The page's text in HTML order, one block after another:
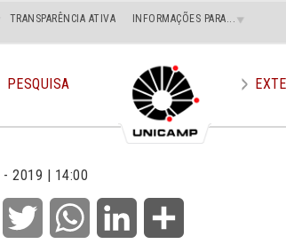
TRANSPARÊNCIA ATIVA INFORMAÇÕES PARA...
PESQUISA
- 2019 | 14:00
Facebook Twitter WhatsApp LinkedIn